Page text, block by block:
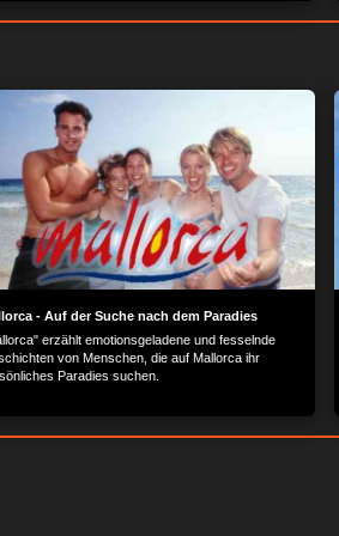
MEHR OPTIONEN
- Auf der Suche nach dem Paradies
erzählt emotionsgeladene und fesselnde
von Menschen, die auf Mallorca ihr
Paradies suchen.